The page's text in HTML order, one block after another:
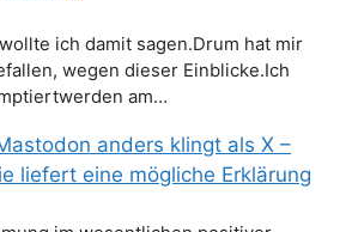
ich damit sagen.Drum hat mir
wegen dieser Einblicke.Ich
am…
anders klingt als X –
liefert eine mögliche Erklärung